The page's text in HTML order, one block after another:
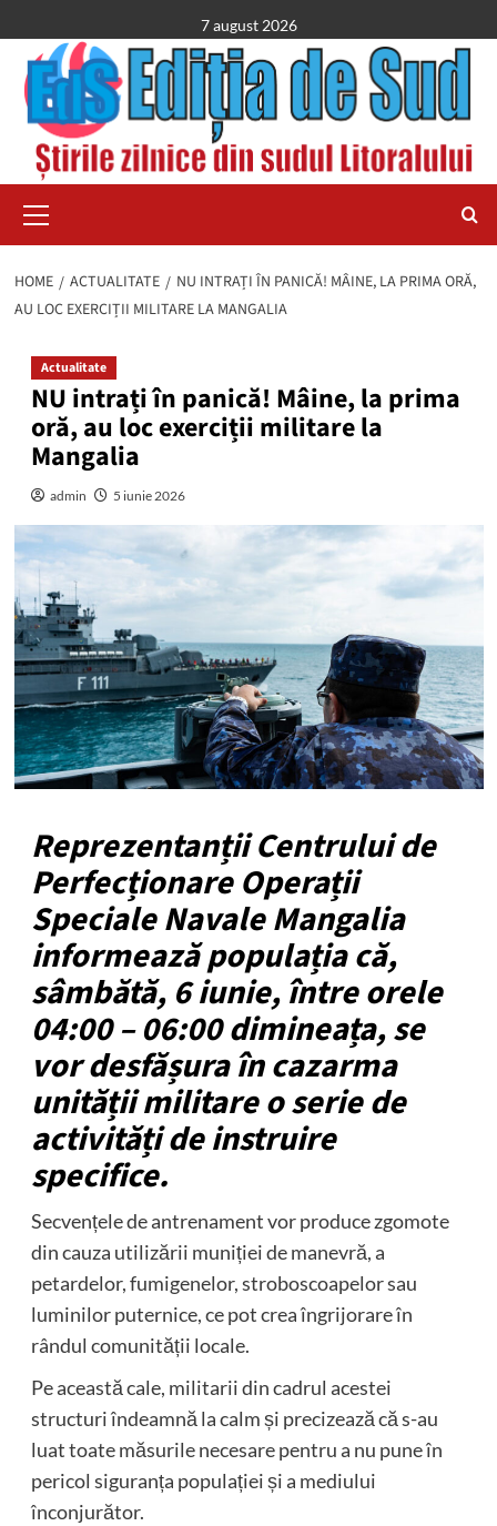
to
content
7 august 2026
Menu
HOME ACTUALITATE
NU INTRAȚI ÎN PANICĂ! MÂINE, LA PRIMA ORĂ,
AU LOC EXERCIȚII MILITARE LA MANGALIA
Actualitate
NU intrați în panică! Mâine, la prima
oră, au loc exerciții militare la
Mangalia
admin 5 iunie 2026
Reprezentanții Centrului de
Perfecționare Operații
Speciale Navale Mangalia
informează populația că,
sâmbătă, 6 iunie, între orele
04:00 – 06:00 dimineața, se
vor desfășura în cazarma
unității militare o serie de
activități de instruire
specifice.
Secvențele de antrenament vor produce zgomote
din cauza utilizării muniției de manevră, a
petardelor, fumigenelor, stroboscoapelor sau
luminilor puternice, ce pot crea îngrijorare în
rândul comunității locale.
Pe această cale, militarii din cadrul acestei
structuri îndeamnă la calm și precizează că s-au
luat toate măsurile necesare pentru a nu pune în
pericol siguranța populației și a mediului
înconjurător.